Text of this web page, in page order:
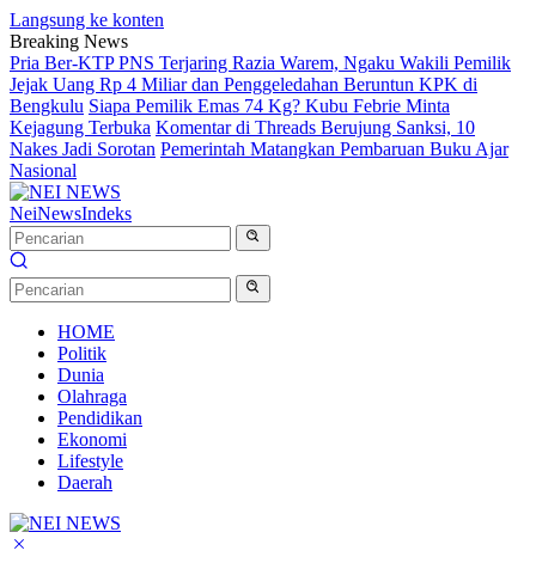
Langsung ke konten
Breaking News
Pria Ber-KTP PNS Terjaring Razia Warem, Ngaku Wakili Pemilik
Jejak Uang Rp 4 Miliar dan Penggeledahan Beruntun KPK di
Bengkulu Siapa Pemilik Emas 74 Kg? Kubu Febrie Minta
Kejagung Terbuka Komentar di Threads Berujung Sanksi, 10
Nakes Jadi Sorotan Pemerintah Matangkan Pembaruan Buku Ajar
Nasional
NeiNewsIndeks
HOME
Politik
Dunia
Olahraga
Pendidikan
Ekonomi
Lifestyle
Daerah